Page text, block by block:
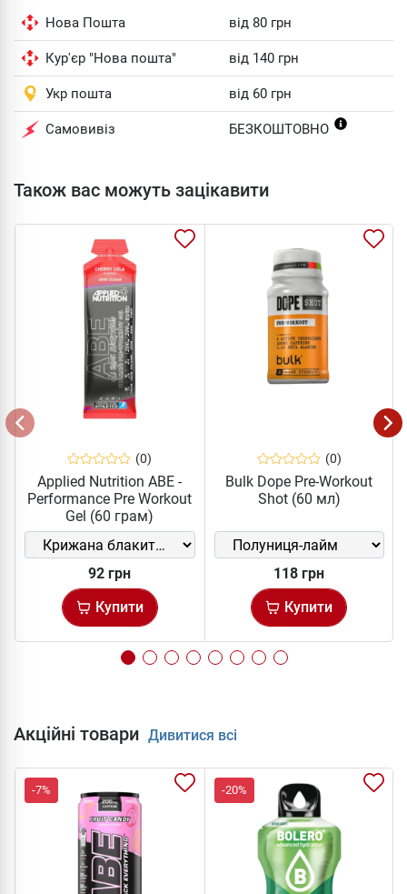
Нова Пошта від 80 грн
Кур'єр "Нова пошта" від 140 грн
Укр пошта від 60 грн
Самовивіз БЕЗКОШТОВНО
Також вас можуть зацікавити
(0)
Applied Nutrition ABE -
Performance Pre Workout
Gel (60 грам)
92 грн
Купити
(0)
Bulk Dope Pre-Workout
Shot (60 мл)
118 грн
Купити
Акційні товари Дивитися всі
-7% -20%